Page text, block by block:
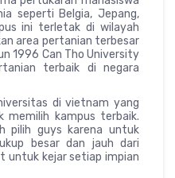
seperti Belgia, Jepang,
ini terletak di wilayah
area pertanian terbesar
1996 Can Tho University
terbaik di negara
di vietnam yang
memilih kampus terbaik.
pilih guys karena untuk
besar dan jauh dari
untuk kejar setiap impian